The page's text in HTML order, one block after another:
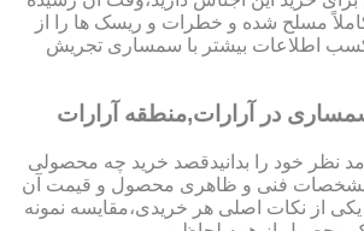
مسلح شده و خطرات و ریسک ها را از
کسب اطلاعات بیشتر با سمساری تجریش
در آرارات,منطقه آرارات
نظر خود را بدانیدقصد خرید چه محصولی
با مشخصات فنی و ظاهری محصول و قیمت آن
یکی از نکات اصلی هر خریدی،مقایسه نمونه